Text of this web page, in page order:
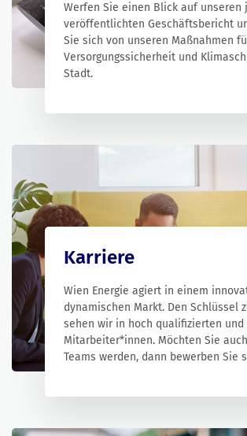
Werfen Sie einen Blick auf unseren
veröffentlichten Geschäftsbericht
Sie sich von unseren Maßnahmen
Versorgungssicherheit und
Stadt.
Karriere
Wien Energie agiert in einem
dynamischen Markt. Den Schlüssel
sehen wir in hoch qualifizierten und
Mitarbeiter*innen. Möchten Sie
Teams werden, dann bewerben Sie